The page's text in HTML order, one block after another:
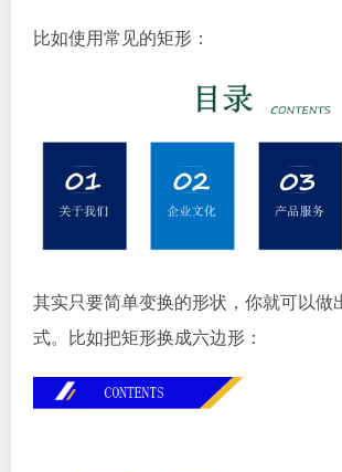
比如使用常见的矩形：
其实只要简单变换的形状，你就可以做
式。比如把矩形换成六边形：